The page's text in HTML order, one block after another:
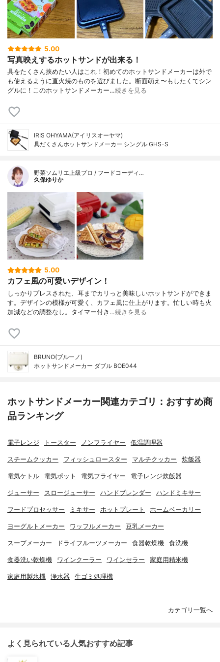
5.00
写真映えするホットサンドが出来る！
具をたくさん挟めたい人はこれ！初めてのホットサンドメーカーは外で
も使えるように直火焼のものを選びました。断面萌え〜もしたくてシン
グルに！このホットサンドメーカー…続きを見る
IRIS OHYAMA(アイリスオーヤマ)
具だくさんホットサンドメーカー シングル GHS-S
野菜ソムリエ上級プロ / フードコーディ…
久保ゆりか
5.00
カフェ風の可愛いデザイン！
しっかりプレスされた、耳までカリっと美味しいホットサンドができま
す。デザインの模様が可愛く、カフェ風に仕上がります。忙しい時も火
加減などの調整なし。タイマー付き…続きを見る
BRUNO(ブルーノ)
ホットサンドメーカー ダブル BOE044
ホットサンドメーカー関連カテゴリ：おすすめ商
品ランキング
電子レンジ トースター ノンフライヤー 低温調理器
スチームクッカー フィッシュロースター マルチクッカー 炊飯器
電気ケトル 電気ポット 電気フライヤー 電子レンジ炊飯器
ジューサー スロージューサー ハンドブレンダー ハンドミキサー
フードプロセッサー ミキサー ホットプレート ホームベーカリー
ヨーグルトメーカー ワッフルメーカー 豆乳メーカー
スープメーカー ドライフルーツメーカー 食器乾燥機 食洗機
食器洗い乾燥機 ワインクーラー ワインセラー 家庭用精米機
家庭用製氷機 浄水器 生ゴミ処理機
カテゴリ一覧へ
よく見られている人気おすすめ記事